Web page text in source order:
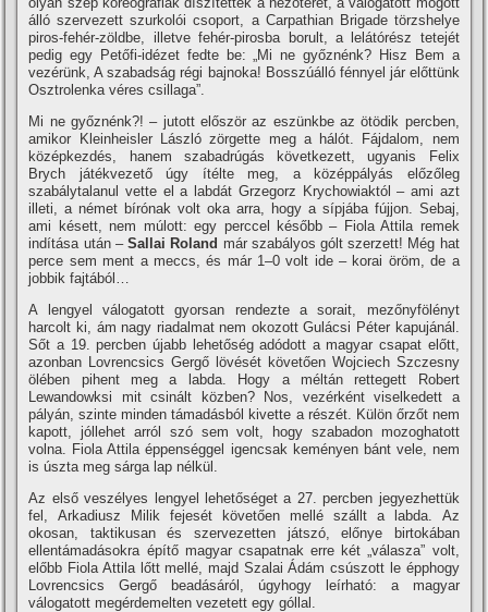
álló szervezett szurkolói csoport, a Carpathian Brigade törzshelye
piros-fehér-zöldbe, illetve fehér-pirosba borult, a lelátórész tetejét
pedig egy Petőfi-idézet fedte be: „Mi ne győznénk? Hisz Bem a
vezérünk, A szabadság régi bajnoka! Bosszúálló fénnyel jár előttünk
Osztrolenka véres csillaga”.
Mi ne győznénk?! – jutott először az eszünkbe az ötödik percben,
amikor Kleinheisler László zörgette meg a hálót. Fájdalom, nem
középkezdés, hanem szabadrúgás következett, ugyanis Felix
Brych játékvezető úgy ítélte meg, a középpályás előzőleg
szabálytalanul vette el a labdát Grzegorz Krychowiaktól – ami azt
illeti, a német bírónak volt oka arra, hogy a sípjába fújjon. Sebaj,
ami késett, nem múlott: egy perccel később – Fiola Attila remek
indítása után –Sallai Roland már szabályos gólt szerzett! Még hat
perce sem ment a meccs, és már 1–0 volt ide – korai öröm, de a
jobbik fajtából…
A lengyel válogatott gyorsan rendezte a sorait, mezőnyfölényt
harcolt ki, ám nagy riadalmat nem okozott Gulácsi Péter kapujánál.
Sőt a 19. percben újabb lehetőség adódott a magyar csapat előtt,
azonban Lovrencsics Gergő lövését követően Wojciech Szczesny
ölében pihent meg a labda. Hogy a méltán rettegett Robert
Lewandowksi mit csinált közben? Nos, vezérként viselkedett a
pályán, szinte minden támadásból kivette a részét. Külön őrzőt nem
kapott, jóllehet arról szó sem volt, hogy szabadon mozoghatott
volna. Fiola Attila éppenséggel igencsak keményen bánt vele, nem
is úszta meg sárga lap nélkül.
Az első veszélyes lengyel lehetőséget a 27. percben jegyezhettük
fel, Arkadiusz Milik fejesét követően mellé szállt a labda. Az
okosan, taktikusan és szervezetten játszó, előnye birtokában
ellentámadásokra építő magyar csapatnak erre két „válasza” volt,
előbb Fiola Attila lőtt mellé, majd Szalai Ádám csúszott le épphogy
Lovrencsics Gergő beadásáról, úgyhogy leírható: a magyar
válogatott megérdemelten vezetett egy góllal.